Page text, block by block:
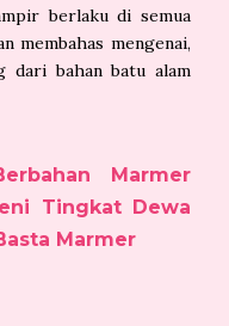
berlaku di semua
membahas mengenai,
dari bahan batu alam
Marmer
Tingkat Dewa
Marmer